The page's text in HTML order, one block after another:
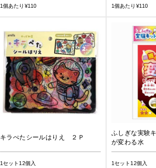
1個あたり¥110 1個あたり¥110
キラぺたシールはりえ ２Ｐ
1セット12個入
ふしぎな実験
が変わる水
1セット12個入